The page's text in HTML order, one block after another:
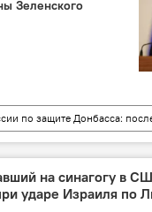
Зеленского
Мир
Владимир Зеленский
на синагогу в
ударе Израиля по